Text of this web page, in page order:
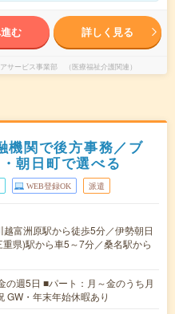
む 詳しく見る
サービス事業部 （医療福祉介護関連）
機関で後方事務／ブ
朝日町で選べる
WEB登録OK 派遣
富洲原駅から徒歩5分／伊勢朝日
県)駅から車5～7分／桑名駅から
の週5日 ■パート：月～金のうち月
GW・年末年始休暇あり